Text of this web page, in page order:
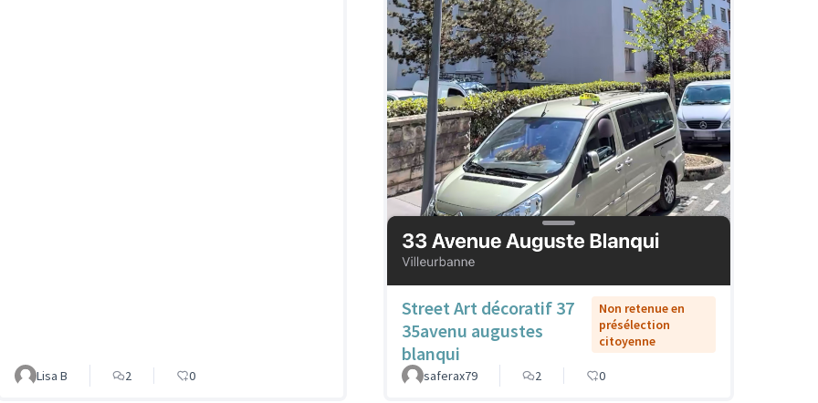
Lisa B 2 0
Street Art décoratif 37
35avenu augustes
blanqui
Non retenue en
présélection
citoyenne
saferax79 2 0